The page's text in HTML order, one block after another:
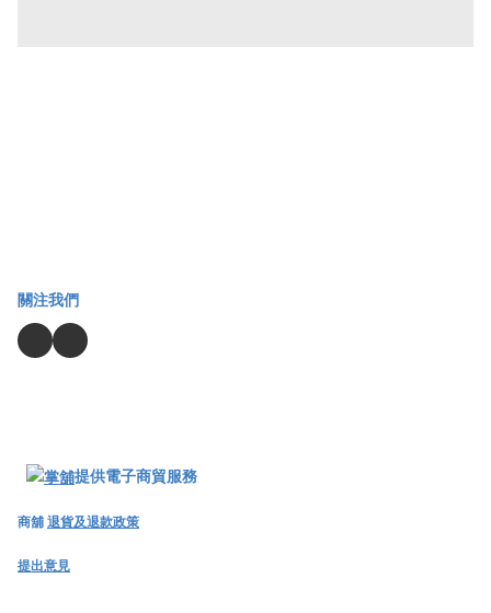
關注我們
提供電子商貿服務
商舖退貨及退款政策
提出意見